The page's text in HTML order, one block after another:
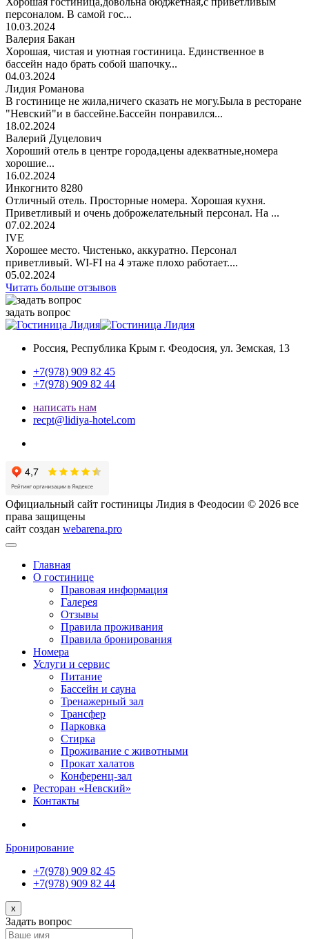
персоналом. В самой гос...
10.03.2024
Валерия Бакан
Хорошая, чистая и уютная гостиница. Единственное в
бассейн надо брать собой шапочку...
04.03.2024
Лидия Романова
В гостинице не жила,ничего сказать не могу.Была в ресторане
"Невский"и в бассейне.Бассейн понравился...
18.02.2024
Валерий Дуцелович
Хороший отель в центре города,цены адекватные,номера
хорошие...
16.02.2024
Инкогнито 8280
Отличный отель. Просторные номера. Хорошая кухня.
Приветливый и очень доброжелательный персонал. На ...
07.02.2024
IVE
Хорошее место. Чистенько, аккуратно. Персонал
приветливый. WI-FI на 4 этаже плохо работает....
05.02.2024
Читать больше отзывов
задать вопрос
Россия, Республика Крым г. Феодосия, ул. Земская, 13
+7(978) 909 82 45
+7(978) 909 82 44
написать нам
recpt@lidiya-hotel.com
Официальный сайт гостиницы Лидия в Феодосии © 2026 все
права защищены
сайт создан webarena.pro
Главная
О гостинице
Правовая информация
Галерея
Отзывы
Правила проживания
Правила бронирования
Номера
Услуги и сервис
Питание
Бассейн и сауна
Тренажерный зал
Трансфер
Парковка
Стирка
Проживание с животными
Прокат халатов
Конференц-зал
Ресторан «Невский»
Контакты
Бронирование
+7(978) 909 82 45
+7(978) 909 82 44
x
Задать вопрос